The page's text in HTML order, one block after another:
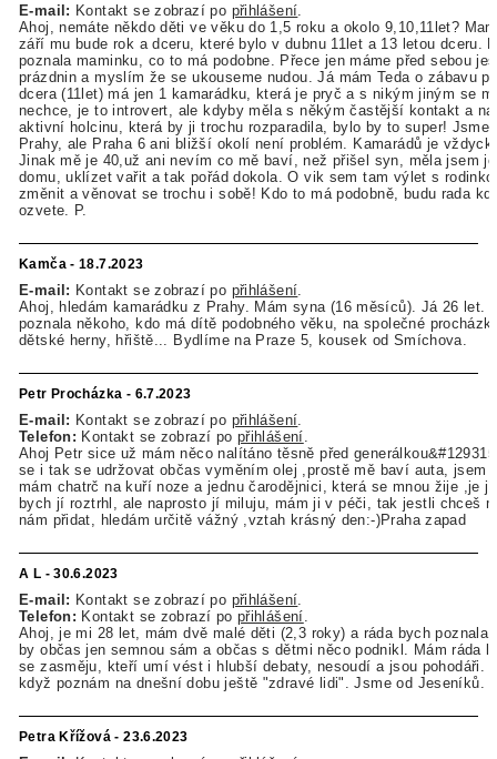
E-mail: Kontakt se zobrazí po přihlášení
Ahoj, nemáte někdo děti ve věku do 1,5 roku a okolo 9,10,11let?
září mu bude rok a dceru, které bylo v dubnu 11let a 13 letou dceru.
poznala maminku, co to má podobne. Přece jen máme před sebou
prázdnin a myslím že se ukouseme nudou. Já mám Teda o zábavu
dcera (11let) má jen 1 kamarádku, která je pryč a s nikým jiným se
nechce, je to introvert, ale kdyby měla s někým častější kontakt a
aktivní holcinu, která by ji trochu rozparadila, bylo by to super! Jsme
Prahy, ale Praha 6 ani bližší okolí není problém. Kamarádů je
Jinak mě je 40,už ani nevím co mě baví, než přišel syn, měla jsem
domu, uklízet vařit a tak pořád dokola. O vik sem tam výlet s
změnit a věnovat se trochu i sobě! Kdo to má podobně, budu rada
ozvete. P.
Kamča - 18.7.2023
E-mail: Kontakt se zobrazí po přihlášení
Ahoj, hledám kamarádku z Prahy. Mám syna (16 měsíců). Já 26 let.
poznala někoho, kdo má dítě podobného věku, na společné
dětské herny, hřiště... Bydlíme na Praze 5, kousek od Smíchova.
Petr Procházka - 6.7.2023
E-mail: Kontakt se zobrazí po přihlášení
Telefon: Kontakt se zobrazí po přihlášení
Ahoj Petr sice už mám něco nalítáno těsně před
se i tak se udržovat občas vyměním olej ,prostě mě baví auta, jsem
mám chatrč na kuří noze a jednu čarodějnici, která se mnou žije ,je
bych jí roztrhl, ale naprosto jí miluju, mám ji v péči, tak jestli chceš
nám přidat, hledám určitě vážný ,vztah krásný den:-)Praha zapad
A L - 30.6.2023
E-mail: Kontakt se zobrazí po přihlášení
Telefon: Kontakt se zobrazí po přihlášení
Ahoj, je mi 28 let, mám dvě malé děti (2,3 roky) a ráda bych poznala
by občas jen semnou sám a občas s dětmi něco podnikl. Mám ráda
se zasměju, kteří umí vést i hlubší debaty, nesoudí a jsou pohodáři.
když poznám na dnešní dobu ještě "zdravé lidi". Jsme od Jeseníků.
Petra Křížová - 23.6.2023